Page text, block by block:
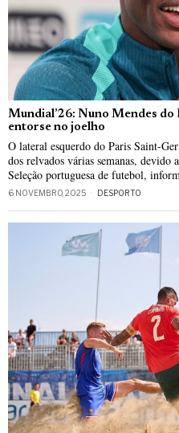
Mundial’26: Nuno Mendes do
entorse no joelho
O lateral esquerdo do Paris Saint-
dos relvados várias semanas, devido
Seleção portuguesa de futebol,
6 NOVEMBRO, 2025 DESPORTO